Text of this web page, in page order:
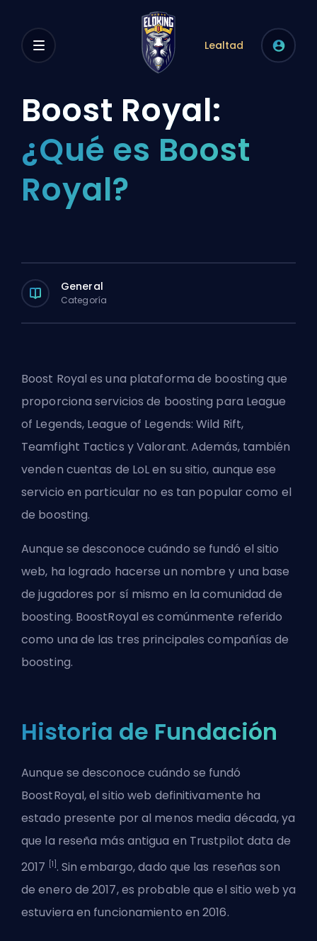
Lealtad
Boost Royal:
¿Qué es Boost
Royal?
General
Categoría
Boost Royal es una plataforma de boosting que
proporciona servicios de boosting para League
of Legends, League of Legends: Wild Rift,
Teamfight Tactics y Valorant. Además, también
venden cuentas de LoL en su sitio, aunque ese
servicio en particular no es tan popular como el
de boosting.
Aunque se desconoce cuándo se fundó el sitio
web, ha logrado hacerse un nombre y una base
de jugadores por sí mismo en la comunidad de
boosting. BoostRoyal es comúnmente referido
como una de las tres principales compañías de
boosting.
Historia de Fundación
Aunque se desconoce cuándo se fundó
BoostRoyal, el sitio web definitivamente ha
estado presente por al menos media década, ya
que la reseña más antigua en Trustpilot data de
2017
[1] . Sin embargo, dado que las reseñas son
de enero de 2017, es probable que el sitio web ya
estuviera en funcionamiento en 2016.